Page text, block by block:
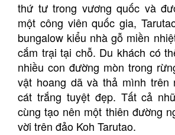
thứ tư trong vương quốc và
một công viên quốc gia,
bungalow kiểu nhà gỗ miền
cắm trại tại chỗ. Du khách có
nhiều con đường mòn trong
vật hoang dã và thả mình trên
cát trắng tuyệt đẹp. Tất cả
cùng tạo nên một thiên đường
vời trên đảo Koh Tarutao.